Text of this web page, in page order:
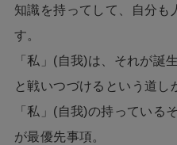
知識を持ってして、自分も
す。
「私」(自我)は、それが誕
と戦いつづけるという道し
「私」(自我)の持っている
が最優先事項。